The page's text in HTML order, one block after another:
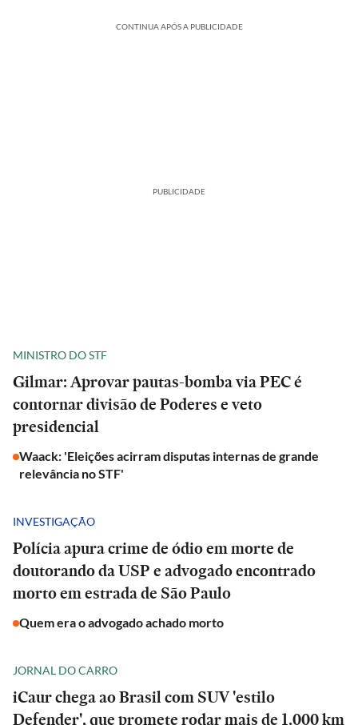
CONTINUA APÓS A PUBLICIDADE
PUBLICIDADE
MINISTRO DO STF
Gilmar: Aprovar pautas-bomba via PEC é
contornar divisão de Poderes e veto
presidencial
Waack: 'Eleições acirram disputas internas de grande
relevância no STF'
INVESTIGAÇÃO
Polícia apura crime de ódio em morte de
doutorando da USP e advogado encontrado
morto em estrada de São Paulo
Quem era o advogado achado morto
JORNAL DO CARRO
iCaur chega ao Brasil com SUV 'estilo
Defender', que promete rodar mais de 1.000 km